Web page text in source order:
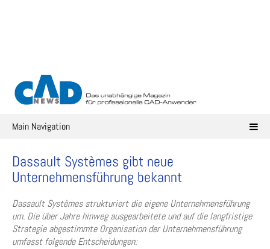
Main Navigation
Dassault Systèmes gibt neue
Unternehmensführung bekannt
Dassault Systèmes strukturiert die eigene Unternehmensführung
um. Die über Jahre hinweg ausgearbeitete und auf die langfristige
Strategie abgestimmte Organisation der Unternehmensführung
umfasst folgende Entscheidungen: